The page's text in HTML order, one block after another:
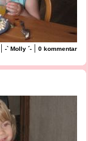
| -` Molly ´- | 0 kommentar